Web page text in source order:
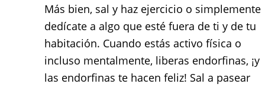
Más bien, sal y haz ejercicio o simplemente
dedícate a algo que esté fuera de ti y de tu
habitación. Cuando estás activo física o
incluso mentalmente, liberas endorfinas, ¡y
las endorfinas te hacen feliz! Sal a pasear